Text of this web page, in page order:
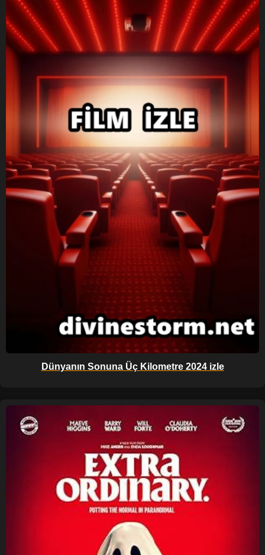
Dünyanın Sonuna Üç Kilometre 2024 izle